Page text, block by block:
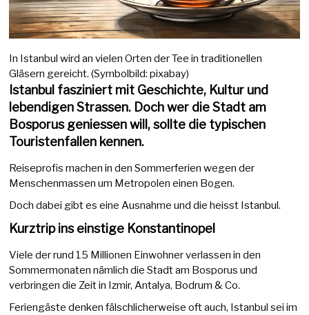
In Istanbul wird an vielen Orten der Tee in traditionellen
Gläsern gereicht. (Symbolbild: pixabay)
Istanbul fasziniert mit Geschichte, Kultur und
lebendigen Strassen. Doch wer die Stadt am
Bosporus geniessen will, sollte die typischen
Touristenfallen kennen.
Reiseprofis machen in den Sommerferien wegen der
Menschenmassen um Metropolen einen Bogen.
Doch dabei gibt es eine Ausnahme und die heisst Istanbul.
Kurztrip ins einstige Konstantinopel
Viele der rund 15 Millionen Einwohner verlassen in den
Sommermonaten nämlich die Stadt am Bosporus und
verbringen die Zeit in Izmir, Antalya, Bodrum & Co.
Feriengäste denken fälschlicherweise oft auch, Istanbul sei im